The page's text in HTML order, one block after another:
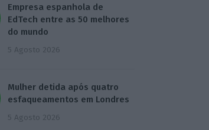
Empresa espanhola de
EdTech entre as 50 melhores
do mundo
5 Agosto 2026
Mulher detida após quatro
esfaqueamentos em Londres
5 Agosto 2026